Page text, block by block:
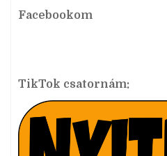
Facebookom
TikTok csatornám: